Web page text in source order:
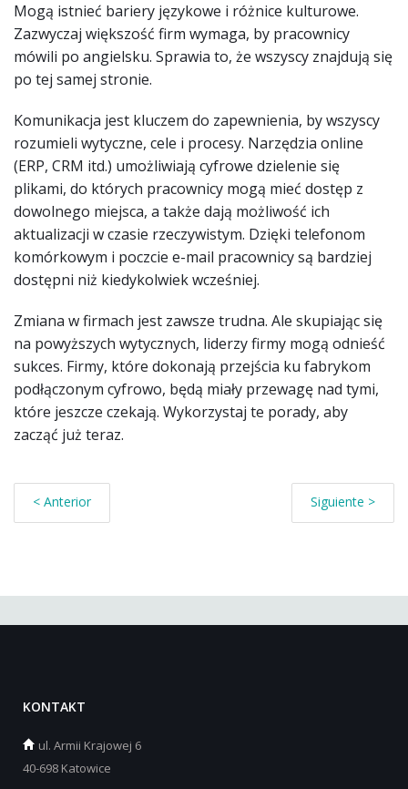
Mogą istnieć bariery językowe i różnice kulturowe.
Zazwyczaj większość firm wymaga, by pracownicy
mówili po angielsku. Sprawia to, że wszyscy znajdują się
po tej samej stronie.
Komunikacja jest kluczem do zapewnienia, by wszyscy
rozumieli wytyczne, cele i procesy. Narzędzia online
(ERP, CRM itd.) umożliwiają cyfrowe dzielenie się
plikami, do których pracownicy mogą mieć dostęp z
dowolnego miejsca, a także dają możliwość ich
aktualizacji w czasie rzeczywistym. Dzięki telefonom
komórkowym i poczcie e-mail pracownicy są bardziej
dostępni niż kiedykolwiek wcześniej.
Zmiana w firmach jest zawsze trudna. Ale skupiając się
na powyższych wytycznych, liderzy firmy mogą odnieść
sukces. Firmy, które dokonają przejścia ku fabrykom
podłączonym cyfrowo, będą miały przewagę nad tymi,
które jeszcze czekają. Wykorzystaj te porady, aby
zacząć już teraz.
< Anterior Siguiente >
KONTAKT
ul. Armii Krajowej 6
40-698 Katowice